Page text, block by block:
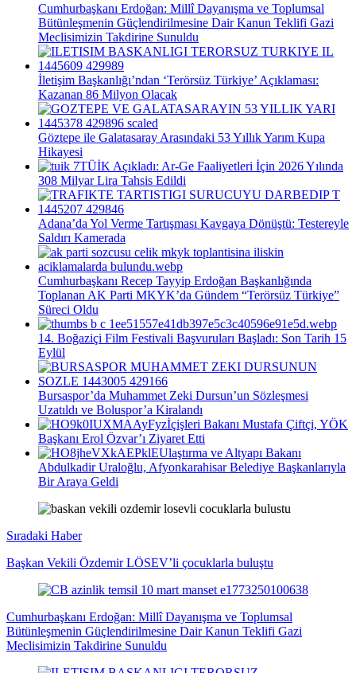
Cumhurbaşkanı Erdoğan: Millî Dayanışma ve Toplumsal
Bütünleşmenin Güçlendirilmesine Dair Kanun Teklifi Gazi
Meclisimizin Takdirine Sunuldu
İletişim Başkanlığı’ndan ‘Terörsüz Türkiye’ Açıklaması:
Kazanan 86 Milyon Olacak
Göztepe ile Galatasaray Arasındaki 53 Yıllık Yarım Kupa
Hikayesi
TÜİK Açıkladı: Ar-Ge Faaliyetleri İçin 2026 Yılında
308 Milyar Lira Tahsis Edildi
Adana’da Yol Verme Tartışması Kavgaya Dönüştü: Testereyle
Saldırı Kamerada
Cumhurbaşkanı Recep Tayyip Erdoğan Başkanlığında
Toplanan AK Parti MKYK’da Gündem “Terörsüz Türkiye”
Süreci Oldu
14. Boğaziçi Film Festivali Başvuruları Başladı: Son Tarih 15
Eylül
Bursaspor’da Muhammet Zeki Dursun’un Sözleşmesi
Uzatıldı ve Boluspor’a Kiralandı
İçişleri Bakanı Mustafa Çiftçi, YÖK
Başkanı Erol Özvar’ı Ziyaret Etti
Ulaştırma ve Altyapı Bakanı
Abdulkadir Uraloğlu, Afyonkarahisar Belediye Başkanlarıyla
Bir Araya Geldi
Sıradaki Haber
Başkan Vekili Özdemir LÖSEV’li çocuklarla buluştu
Cumhurbaşkanı Erdoğan: Millî Dayanışma ve Toplumsal
Bütünleşmenin Güçlendirilmesine Dair Kanun Teklifi Gazi
Meclisimizin Takdirine Sunuldu